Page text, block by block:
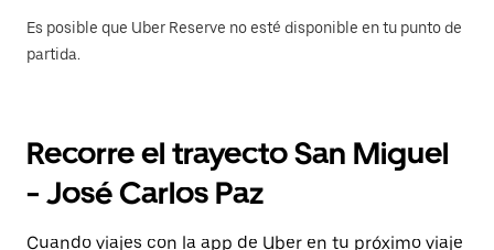
Es posible que Uber Reserve no esté disponible en tu punto de
partida.
Recorre el trayecto San Miguel
- José Carlos Paz
Cuando viajes con la app de Uber en tu próximo viaje